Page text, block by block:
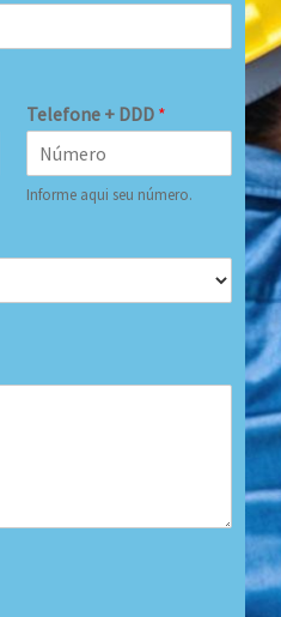
Telefone + DDD *
Informe aqui seu número.